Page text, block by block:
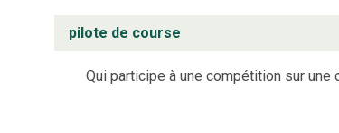
pilote de course
Qui participe à une compétition sur